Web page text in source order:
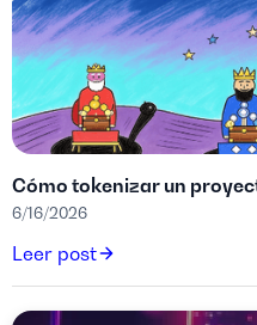
Cómo tokenizar un
6/16/2026
Leer post